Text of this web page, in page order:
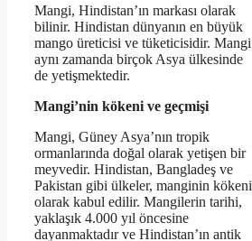
Mangi, Hindistan’ın markası olarak
bilinir. Hindistan dünyanın en büyük
mango üreticisi ve tüketicisidir. Mangi
aynı zamanda birçok Asya ülkesinde
de yetişmektedir.
Mangi’nin kökeni ve geçmişi
Mangi, Güney Asya’nın tropik
ormanlarında doğal olarak yetişen bir
meyvedir. Hindistan, Bangladeş ve
Pakistan gibi ülkeler, manginin kökeni
olarak kabul edilir. Mangilerin tarihi,
yaklaşık 4.000 yıl öncesine
dayanmaktadır ve Hindistan’ın antik